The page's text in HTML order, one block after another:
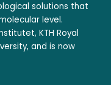
solutions that
level.
KTH Royal
and is now